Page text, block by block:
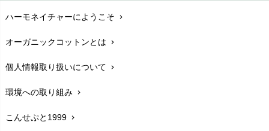
配送と送料chevron_right
在庫状況と発送予定chevron_right
サイズ・寸法chevron_right
生地・素材chevron_right
お手入れについて
ハーモネイチャーにようこそ chevron_right
オーガニックコットンとは chevron_right
個人情報取り扱いについて chevron_right
環境への取り組み chevron_right
こんせぷと1999 chevron_right